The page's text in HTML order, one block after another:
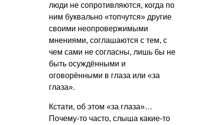
люди не сопротивляются, когда по
ним буквально «топчутся» другие
своими неопровержимыми
мнениями, соглашаются с тем, с
чем сами не согласны, лишь бы не
быть осуждёнными и
оговорёнными в глаза или «за
глаза».
Кстати, об этом «за глаза»…
Почему-то часто, слыша какие-то